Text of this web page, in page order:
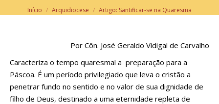
Você está aqui:
Início Arquidiocese Artigo: Santificar-se na Quaresma
Por Côn. José Geraldo Vidigal de Carvalho
Caracteriza o tempo quaresmal a preparação para a
Páscoa. É um período privilegiado que leva o cristão a
penetrar fundo no sentido e no valor de sua dignidade de
filho de Deus, destinado a uma eternidade repleta de